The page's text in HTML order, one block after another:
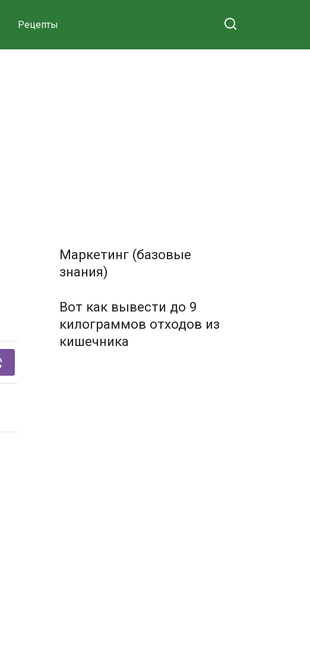
Рецепты
Маркетинг (базовые
знания)
Вот как вывести до 9
килограммов отходов из
кишечника